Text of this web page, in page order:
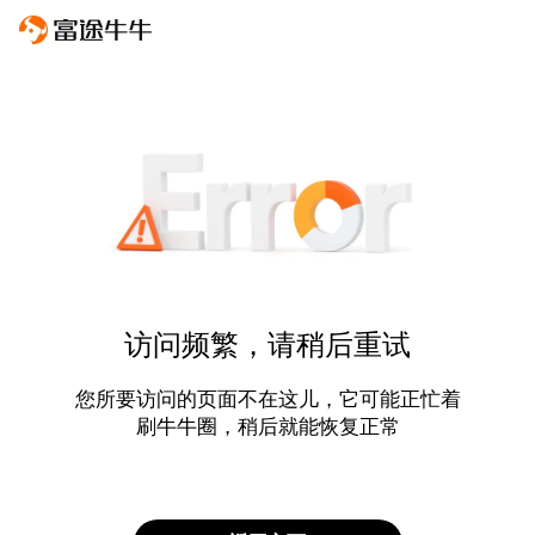
访问频繁，请稍后重试
您所要访问的页面不在这儿，它可能正忙着
刷牛牛圈，稍后就能恢复正常